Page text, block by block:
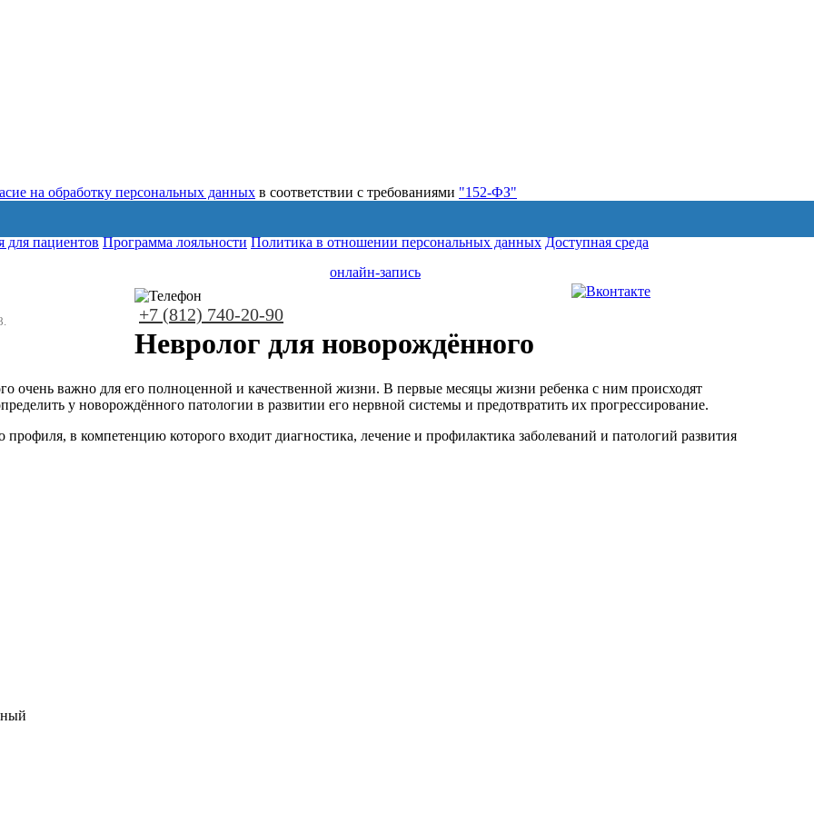
на обработку персональных данных в соответствии с требованиями "152-ФЗ"
пациентов Программа лояльности Политика в отношении персональных данных Доступная среда
+7 (812) 740-20-90
онлайн-запись
Невролог для новорождённого
очень важно для его полноценной и качественной жизни. В первые месяцы жизни ребенка с ним происходят
у новорождённого патологии в развитии его нервной системы и предотвратить их прогрессирование.
в компетенцию которого входит диагностика, лечение и профилактика заболеваний и патологий развития